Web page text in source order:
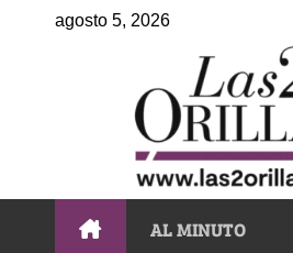
agosto 5, 2026
AL MINUTO